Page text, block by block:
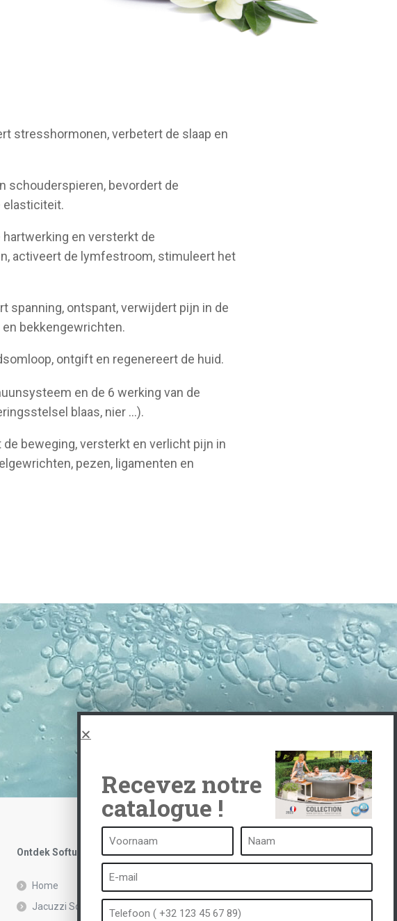
stresshormonen, verbetert de slaap en
schouderspieren, bevordert de
elasticiteit.
en versterkt de
activeert de lymfestroom, stimuleert het
spanning, ontspant, verwijdert pijn in de
bekkengewrichten.
ontgift en regenereert de huid.
en de 6 werking van de
blaas, nier ...).
de beweging, versterkt en verlicht pijn in
pezen, ligamenten en
Ontdek Softub
Home
Jacuzzi Softub
Een kuuroord is...
Recevez notre
catalogue !